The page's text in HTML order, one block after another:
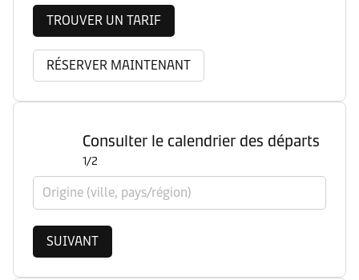
TROUVER UN TARIF
RÉSERVER MAINTENANT
Consulter le calendrier des départs
1/2
Origine (ville, pays/région)
SUIVANT